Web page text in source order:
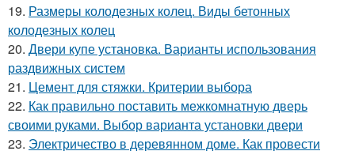
19. Размеры колодезных колец. Виды бетонных
колодезных колец
20. Двери купе установка. Варианты использования
раздвижных систем
21. Цемент для стяжки. Критерии выбора
22. Как правильно поставить межкомнатную дверь
своими руками. Выбор варианта установки двери
23. Электричество в деревянном доме. Как провести